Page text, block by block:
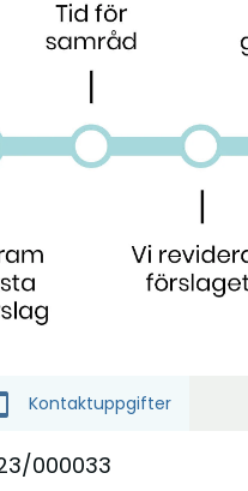
Kontaktuppgifter
000033